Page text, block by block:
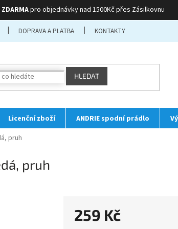
pro objednávky nad 1500Kč přes Zásilkovnu
DOPRAVA A PLATBA KONTAKTY
HLEDAT
Licenční zboží ANDRIE spodní prádlo
pruh
pruh
259 Kč